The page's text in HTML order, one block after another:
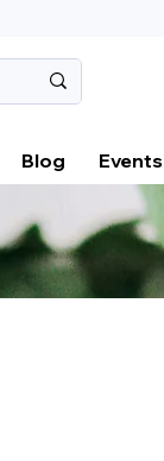
Blog Events